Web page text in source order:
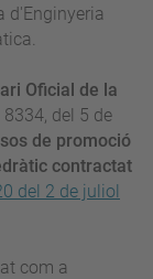
d'Enginyeria
Oficial de la
del 5 de
de promoció
contractat
del 2 de juliol
com a